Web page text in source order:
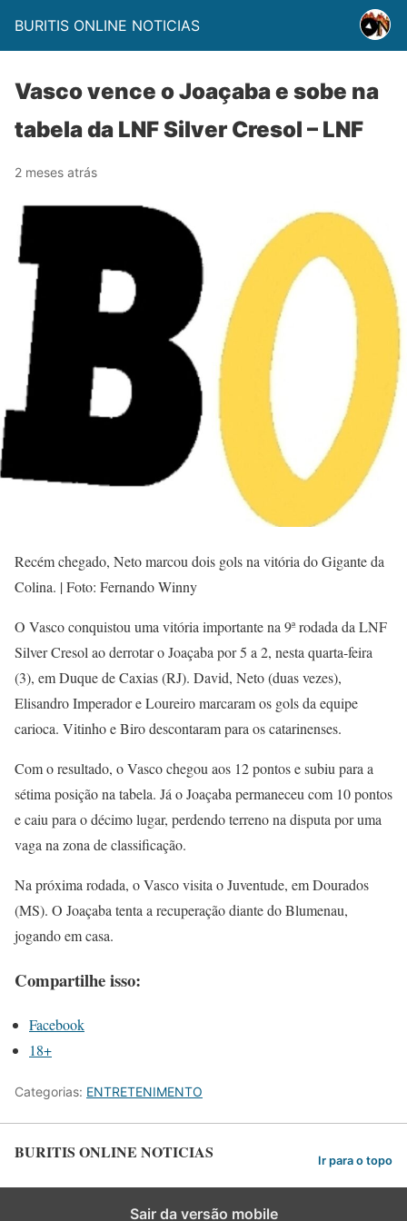
BURITIS ONLINE NOTICIAS
Vasco vence o Joaçaba e sobe na
tabela da LNF Silver Cresol – LNF
2 meses atrás
Recém chegado, Neto marcou dois gols na vitória do Gigante da
Colina. | Foto: Fernando Winny
O Vasco conquistou uma vitória importante na 9ª rodada da LNF
Silver Cresol ao derrotar o Joaçaba por 5 a 2, nesta quarta-feira
(3), em Duque de Caxias (RJ). David, Neto (duas vezes),
Elisandro Imperador e Loureiro marcaram os gols da equipe
carioca. Vitinho e Biro descontaram para os catarinenses.
Com o resultado, o Vasco chegou aos 12 pontos e subiu para a
sétima posição na tabela. Já o Joaçaba permaneceu com 10 pontos
e caiu para o décimo lugar, perdendo terreno na disputa por uma
vaga na zona de classificação.
Na próxima rodada, o Vasco visita o Juventude, em Dourados
(MS). O Joaçaba tenta a recuperação diante do Blumenau,
jogando em casa.
Compartilhe isso:
Facebook
18+
Categorias: ENTRETENIMENTO
BURITIS ONLINE NOTICIAS Ir para o topo
Sair da versão mobile